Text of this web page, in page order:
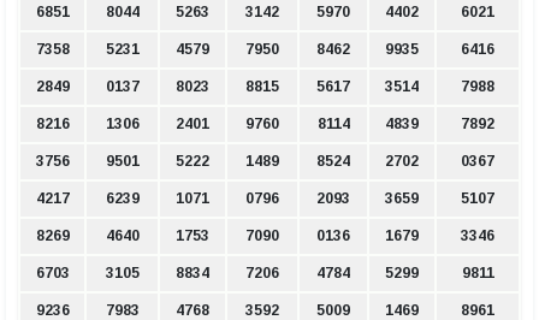
6851 8044 5263 3142 5970 4402 6021
7358 5231 4579 7950 8462 9935 6416
2849 0137 8023 8815 5617 3514 7988
8216 1306 2401 9760 8114 4839 7892
3756 9501 5222 1489 8524 2702 0367
4217 6239 1071 0796 2093 3659 5107
8269 4640 1753 7090 0136 1679 3346
6703 3105 8834 7206 4784 5299 9811
9236 7983 4768 3592 5009 1469 8961